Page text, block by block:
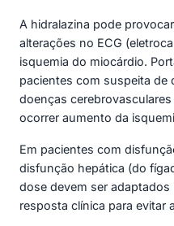
A hidralazina pode
alterações no ECG
isquemia do miocárdio.
pacientes com suspeita de
doenças
ocorrer aumento da
Em pacientes com
disfunção hepática (do
dose devem ser
resposta clínica para evitar